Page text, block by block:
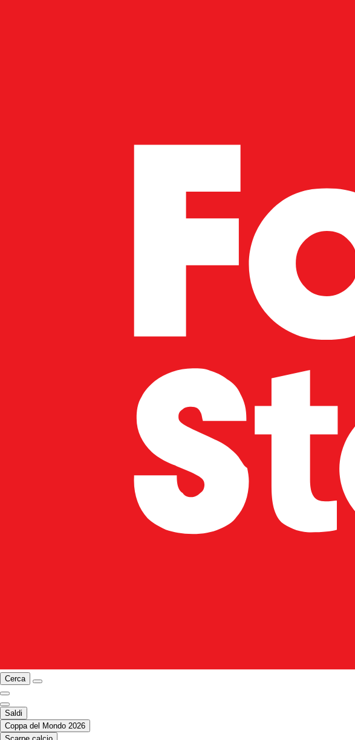
Cerca
Saldi
Coppa del Mondo 2026